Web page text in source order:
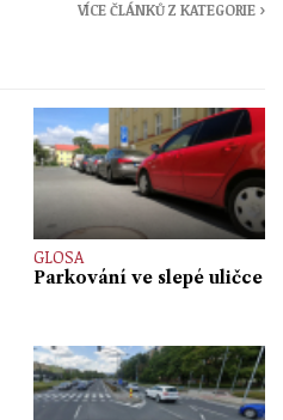
VÍCE ČLÁNKŮ Z KATEGORIE ›
GLOSA
Parkování ve slepé uličce